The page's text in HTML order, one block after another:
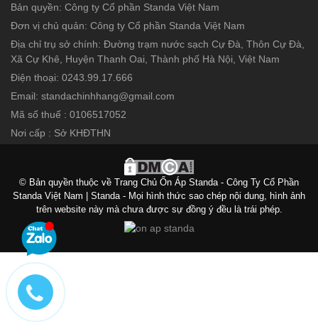
Bản quyền: Công ty Cổ phần Standa Việt Nam
Đơn vị chủ quản: Công ty Cổ phần Standa Việt Nam
Địa chỉ trụ sở chính: Đường trạm nước sạch Cự Đà, Thôn Cự Đà,
Xã Cự Khê, Huyện Thanh Oai, Thành phố Hà Nội, Việt Nam
Điện thoại: 0243.99.17.666
Email: standachinhhang@gmail.com
Mã số thuế : 0106517052
Nơi cấp : Sở KHĐTHN
© Bản quyền thuộc về Trang Chủ Ổn Áp Standa - Công Ty Cổ Phần
Standa Việt Nam | Standa - Mọi hình thức sao chép nội dung, hình ảnh
trên website này mà chưa được sự đồng ý đều là trái phép.